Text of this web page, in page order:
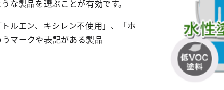
な製品を選ぶことが有効です。
ルエン、キシレン不使用」、「ホ
マークや表記がある製品